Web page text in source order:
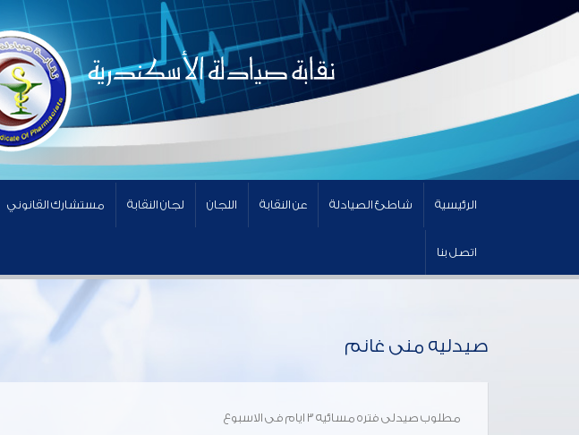
الرئيسية شاطئ الصيادلة عن النقابة اللجان لجان النقابة مستشارك القانوني
اتصل بنا
صيدليه منى غانم
مطلوب صيدلى فتره مسائيه ٣ ايام فى الاسبوع